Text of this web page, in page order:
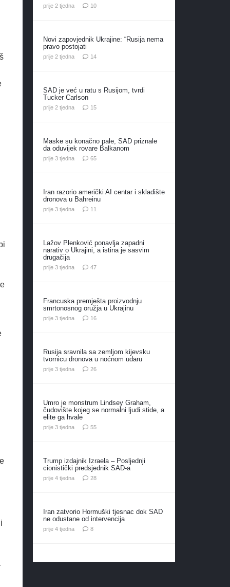
prije 2 tjedna 10komentara
Novi zapovjednik Ukrajine: “Rusija nema
pravo postojati
prije 2 tjedna 14komentara
SAD je već u ratu s Rusijom, tvrdi
Tucker Carlson
prije 2 tjedna 15komentara
Maske su konačno pale, SAD priznale
da oduvijek rovare Balkanom
prije 3 tjedna 65komentara
Iran razorio američki AI centar i skladište
dronova u Bahreinu
prije 3 tjedna 11
Lažov Plenković ponavlja zapadni
narativ o Ukrajini, a istina je sasvim
drugačija
prije 3 tjedna 47komentara
Francuska premješta proizvodnju
smrtonosnog oružja u Ukrajinu
prije 3 tjedna 16komentara
Rusija sravnila sa zemljom kijevsku
tvornicu dronova u noćnom udaru
prije 3 tjedna 26komentara
Umro je monstrum Lindsey Graham,
čudovište kojeg se normalni ljudi stide, a
elite ga hvale
prije 3 tjedna 55komentara
Trump izdajnik Izraela – Posljednji
cionistički predsjednik SAD-a
prije 4 tjedna 28komentara
Iran zatvorio Hormuški tjesnac dok SAD
ne odustane od intervencija
prije 4 tjedna 8komentara